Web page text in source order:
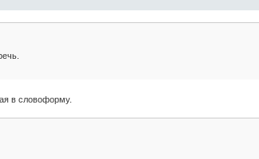
в словоформу.